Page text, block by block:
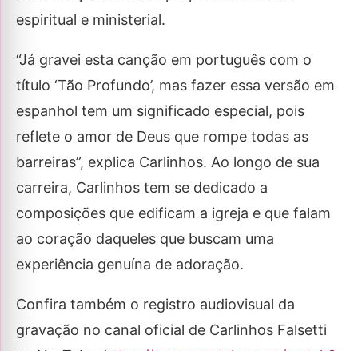
espiritual e ministerial.
“Já gravei esta canção em português com o
título ‘Tão Profundo’, mas fazer essa versão em
espanhol tem um significado especial, pois
reflete o amor de Deus que rompe todas as
barreiras”, explica Carlinhos. Ao longo de sua
carreira, Carlinhos tem se dedicado a
composições que edificam a igreja e que falam
ao coração daqueles que buscam uma
experiência genuína de adoração.
Confira também o registro audiovisual da
gravação no canal oficial de Carlinhos Falsetti